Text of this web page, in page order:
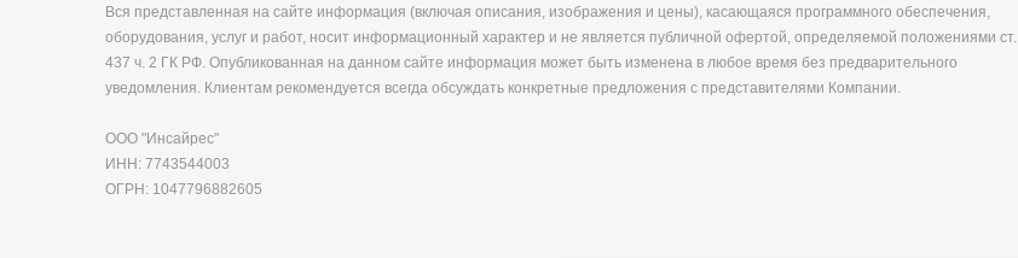
Вся представленная на сайте информация (включая описания, изображения и цены), касающаяся программного обеспечения,
оборудования, услуг и работ, носит информационный характер и не является публичной офертой, определяемой положениями ст.
437 ч. 2 ГК РФ. Опубликованная на данном сайте информация может быть изменена в любое время без предварительного
уведомления. Клиентам рекомендуется всегда обсуждать конкретные предложения с представителями Компании.
ООО "Инсайрес"
ИНН: 7743544003
ОГРН: 1047796882605